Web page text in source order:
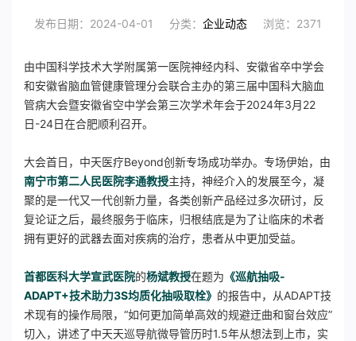
发布日期：2024-04-01 分类： 企业动态 浏览：2371
由中国科学技术大学附属第一医院神经内科、安徽省卒中学会
和安徽省脑血管健康管理分会联合主办的第三届中国科大脑血
管病大会暨安徽省空中学会第三次学术年会于2024年3月22
日-24日在合肥顺利召开。
大会首日，中天医疗Beyond创新专场成功举办。专场伊始，由
南宁市第二人民医院李通教授主持，神经介入的发展至今，凝
聚的是一代又一代创新力量，各类创新产品经过多次研讨，反
复论证之后，最终服务于临床，归根结底是为了让临床的术者
拥有更好的武器去面对疾病的治疗，患者从中更加受益。
首都医科大学宣武医院的杨斌教授在题为 《巡航抽吸-
ADAPT+技术助力3S均质化抽吸取栓》 的报告中，从ADAPT技
术现有的操作局限，“如何更加简单高效的规避迂曲和窗台效应”
切入，讲述了中天天巡导航微导管历时1.5年从想法到上市，实